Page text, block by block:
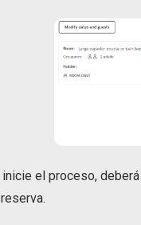
inicie el proceso,